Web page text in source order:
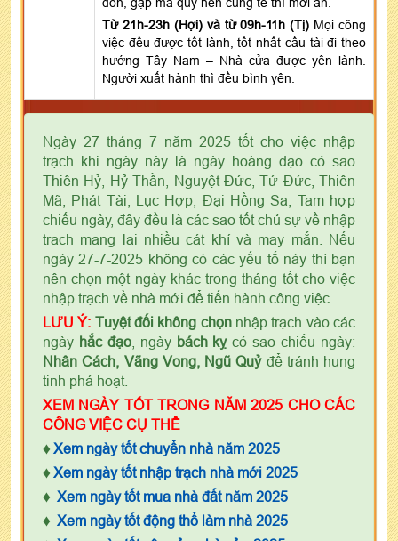
Từ 21h-23h (Hợi) và từ 09h-11h (Tị) Mọi công
việc đều được tốt lành, tốt nhất cầu tài đi theo
hướng Tây Nam – Nhà cửa được yên lành.
Người xuất hành thì đều bình yên.
Ngày 27 tháng 7 năm 2025 tốt cho việc nhập
trạch khi ngày này là ngày hoàng đạo có sao
Thiên Hỷ, Hỷ Thần, Nguyệt Đức, Tứ Đức, Thiên
Mã, Phát Tài, Lục Hợp, Đại Hồng Sa, Tam hợp
chiếu ngày, đây đều là các sao tốt chủ sự về nhập
trạch mang lại nhiều cát khí và may mắn. Nếu
ngày 27-7-2025 không có các yếu tố này thì bạn
nên chọn một ngày khác trong tháng tốt cho việc
nhập trạch về nhà mới để tiến hành công việc.
LƯU Ý: Tuyệt đối không chọnnhập trạch vào các
ngày hắc đạo, ngày bách kỵcó sao chiếu ngày:
Nhân Cách, Vãng Vong, Ngũ Quỷđể tránh hung
tinh phá hoạt.
XEM NGÀY TỐT TRONG NĂM 2025 CHO CÁC
CÔNG VIỆC CỤ THỂ
♦ Xem ngày tốt chuyển nhà năm 2025
♦ Xem ngày tốt nhập trạch nhà mới 2025
♦ Xem ngày tốt mua nhà đất năm 2025
♦ Xem ngày tốt động thổ làm nhà 2025